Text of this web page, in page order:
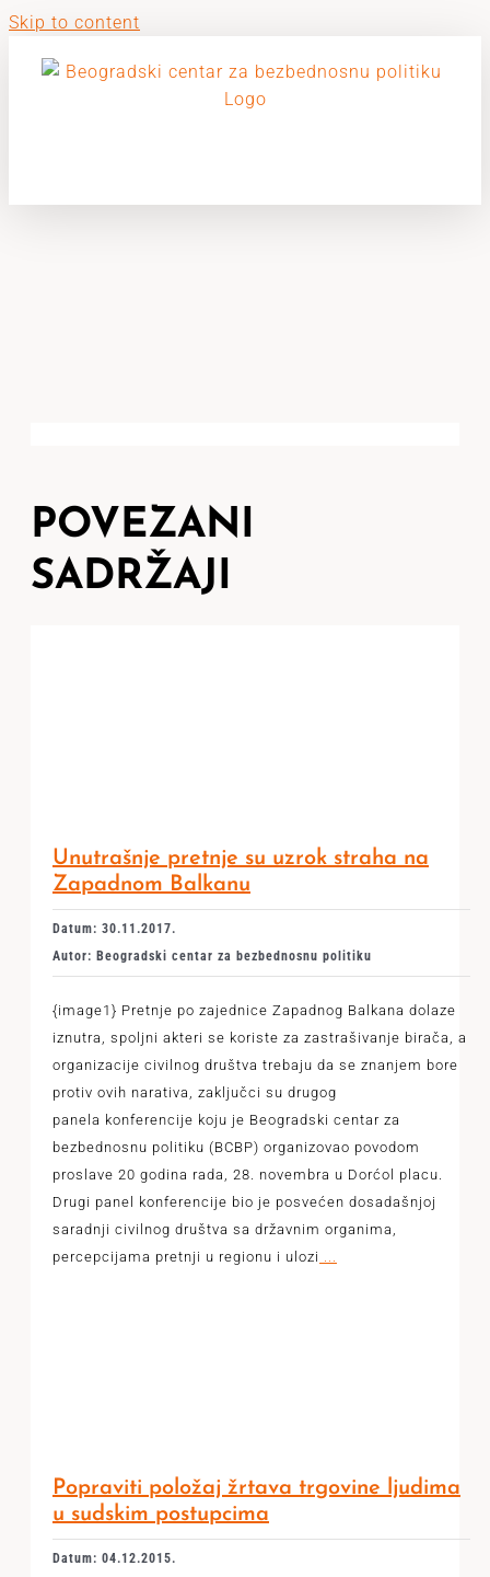
Skip to content
POVEZANI
SADRŽAJI
Unutrašnje pretnje su uzrok straha na
Zapadnom Balkanu
Datum: 30.11.2017.
Autor: Beogradski centar za bezbednosnu politiku
{image1} Pretnje po zajednice Zapadnog Balkana dolaze
iznutra, spoljni akteri se koriste za zastrašivanje birača, a
organizacije civilnog društva trebaju da se znanjem bore
protiv ovih narativa, zaključci su drugog
panela konferencije koju je Beogradski centar za
bezbednosnu politiku (BCBP) organizovao povodom
proslave 20 godina rada, 28. novembra u Dorćol placu.
Drugi panel konferencije bio je posvećen dosadašnjoj
saradnji civilnog društva sa državnim organima,
percepcijama pretnji u regionu i ulozi ...
Popraviti položaj žrtava trgovine ljudima
u sudskim postupcima
Datum: 04.12.2015.